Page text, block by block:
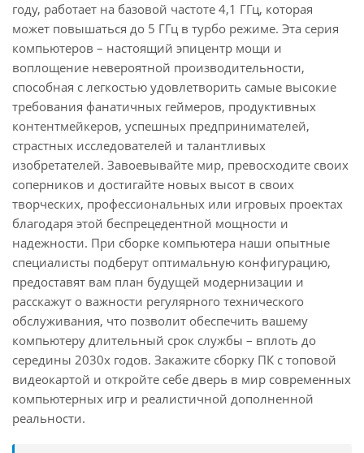
году, работает на базовой частоте 4,1 ГГц, которая
может повышаться до 5 ГГц в турбо режиме. Эта серия
компьютеров – настоящий эпицентр мощи и
воплощение невероятной производительности,
способная с легкостью удовлетворить самые высокие
требования фанатичных геймеров, продуктивных
контентмейкеров, успешных предпринимателей,
страстных исследователей и талантливых
изобретателей. Завоевывайте мир, превосходите своих
соперников и достигайте новых высот в своих
творческих, профессиональных или игровых проектах
благодаря этой беспрецедентной мощности и
надежности. При сборке компьютера наши опытные
специалисты подберут оптимальную конфигурацию,
предоставят вам план будущей модернизации и
расскажут о важности регулярного технического
обслуживания, что позволит обеспечить вашему
компьютеру длительный срок службы – вплоть до
середины 2030х годов. Закажите сборку ПК с топовой
видеокартой и откройте себе дверь в мир современных
компьютерных игр и реалистичной дополненной
реальности.